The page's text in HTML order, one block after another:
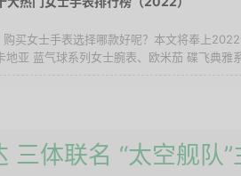
购买女士手表选择哪款好呢？本文将奉上
地亚 蓝气球系列女士腕表、欧米茄 碟飞典雅
三体联名 “太空舰队